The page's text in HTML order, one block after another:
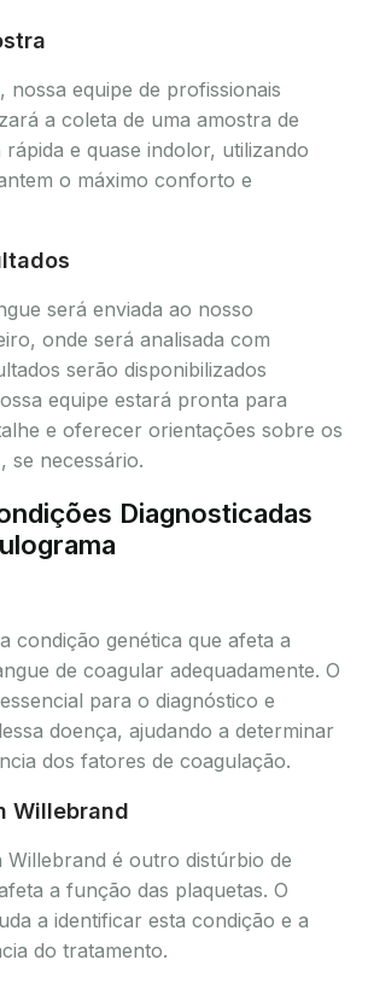
nossa equipe de profissionais
a coleta de uma amostra de
e quase indolor, utilizando
o máximo conforto e
será enviada ao nosso
onde será analisada com
serão disponibilizados
equipe estará pronta para
e oferecer orientações sobre os
se necessário.
Diagnosticadas
condição genética que afeta a
de coagular adequadamente. O
para o diagnóstico e
doença, ajudando a determinar
dos fatores de coagulação.
Willebrand
Willebrand é outro distúrbio de
a função das plaquetas. O
a identificar esta condição e a
do tratamento.